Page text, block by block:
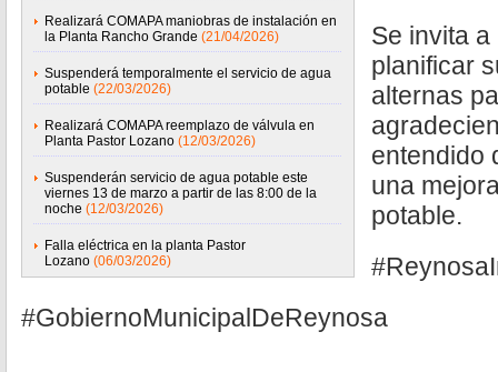
Realizará COMAPA maniobras de instalación en
la Planta Rancho Grande (21/04/2026)
Suspenderá temporalmente el servicio de agua
potable (22/03/2026)
Realizará COMAPA reemplazo de válvula en
Planta Pastor Lozano (12/03/2026)
Suspenderán servicio de agua potable este
viernes 13 de marzo a partir de las 8:00 de la
noche (12/03/2026)
Falla eléctrica en la planta Pastor
Lozano (06/03/2026)
Se invita
planificar
alternas
entendido
una
potable.
#GobiernoMunicipalDeReynosa